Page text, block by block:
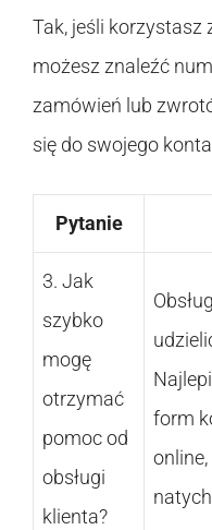
Tak, jeśli korzystasz
możesz znaleźć
zamówień lub
się do swojego
Pytanie
3. Jak
szybko
mogę
otrzymać
pomoc od
obsługi
klienta?
form